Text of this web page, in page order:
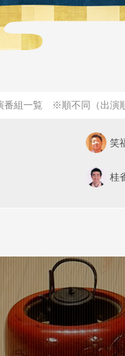
番組一覧 ※順不同（出演
笑
桂